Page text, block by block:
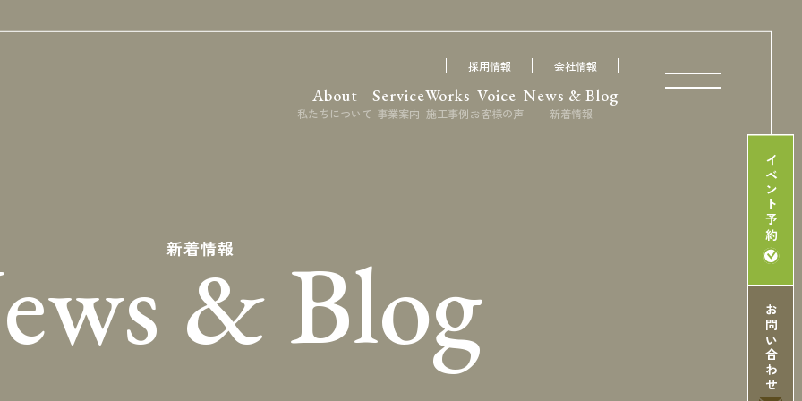
採用情報 会社情報
About
私たちについて
Service
事業案内
Works
施工事例
Voice
お客様の声
News & Blog
新着情報
イベント予約
お問い合わせ
新着情報
& Blog